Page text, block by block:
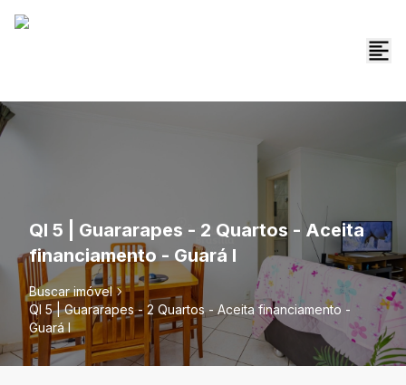
QI 5 | Guararapes - 2 Quartos - Aceita
financiamento - Guará I
Buscar imóvel
QI 5 | Guararapes - 2 Quartos - Aceita financiamento -
Guará I